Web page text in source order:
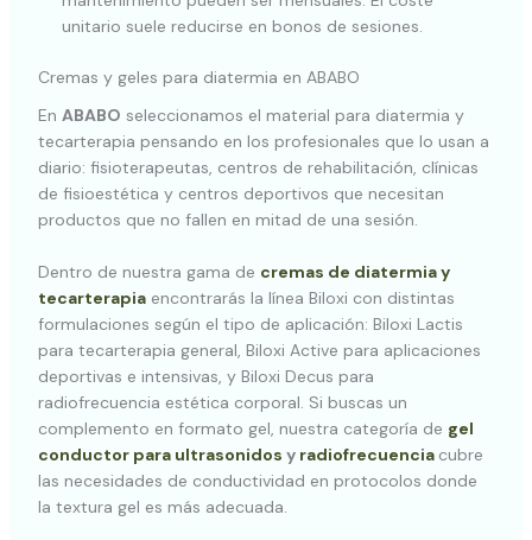
unitario suele reducirse en bonos de sesiones.
Cremas y geles para diatermia en ABABO
En ABABO seleccionamos el material para diatermia y
tecarterapia pensando en los profesionales que lo usan a
diario: fisioterapeutas, centros de rehabilitación, clínicas
de fisioestética y centros deportivos que necesitan
productos que no fallen en mitad de una sesión.
Dentro de nuestra gama de cremas de diatermia y
tecarterapiaencontrarás la línea Biloxi con distintas
formulaciones según el tipo de aplicación: Biloxi Lactis
para tecarterapia general, Biloxi Active para aplicaciones
deportivas e intensivas, y Biloxi Decus para
radiofrecuencia estética corporal. Si buscas un
complemento en formato gel, nuestra categoría de gel
conductor para ultrasonidos y radiofrecuencia cubre
las necesidades de conductividad en protocolos donde
la textura gel es más adecuada.